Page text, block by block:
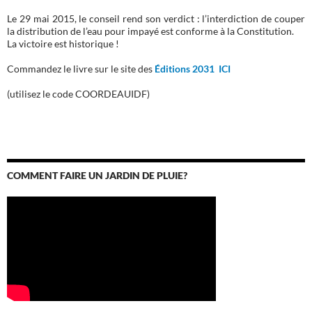
Le 29 mai 2015, le conseil rend son verdict : l’interdiction de couper
la distribution de l’eau pour impayé est conforme à la Constitution.
La victoire est historique !
Commandez le livre sur le site des Éditions 2031 ICI
(utilisez le code COORDEAUIDF)
COMMENT FAIRE UN JARDIN DE PLUIE?